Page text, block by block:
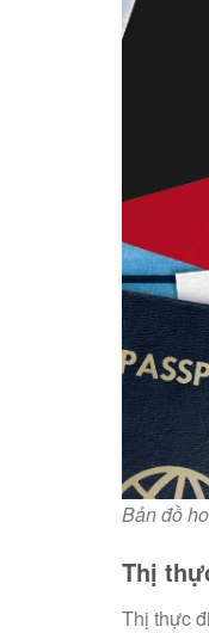
Bản đồ
Thị
Thị thực